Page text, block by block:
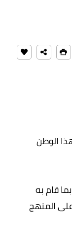
الوطن
قام به
المنهج